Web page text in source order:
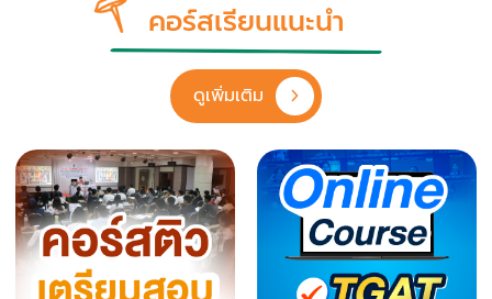
คอร์สเรียนแนะนำ
ดูเพิ่มเติม